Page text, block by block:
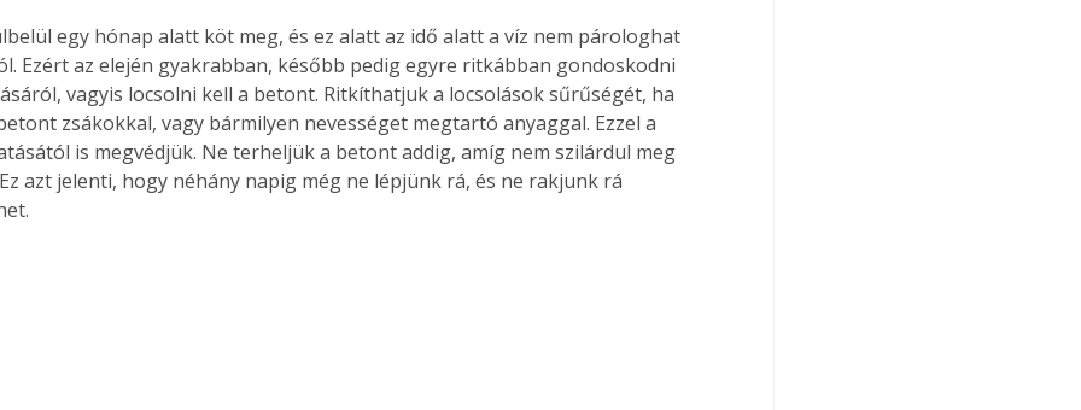
egy hónap alatt köt meg, és ez alatt az idő alatt a víz nem párologhat
Ezért az elején gyakrabban, később pedig egyre ritkábban gondoskodni
vagyis locsolni kell a betont. Ritkíthatjuk a locsolások sűrűségét, ha
zsákokkal, vagy bármilyen nevességet megtartó anyaggal. Ezzel a
is megvédjük. Ne terheljük a betont addig, amíg nem szilárdul meg
azt jelenti, hogy néhány napig még ne lépjünk rá, és ne rakjunk rá